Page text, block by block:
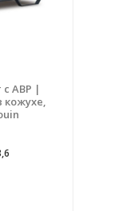
с АВР |
кожухе,